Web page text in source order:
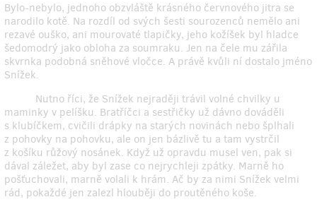
Bylo-nebylo, jednoho obzvláště krásného červnového jitra se
narodilo kotě. Na rozdíl od svých šesti sourozenců nemělo ani
rezavé ouško, ani mourovaté tlapičky, jeho kožíšek byl hladce
šedomodrý jako obloha za soumraku. Jen na čele mu zářila
skvrnka podobná sněhové vločce. A právě kvůli ní dostalo jméno
Snížek.
Nutno říci, že Snížek nejraději trávil volné chvilky u
maminky v pelíšku. Bratříčci a sestřičky už dávno dováděli
s klubíčkem, cvičili drápky na starých novinách nebo šplhali
z pohovky na pohovku, ale on jen bázlivě tu a tam vystrčil
z košíku růžový nosánek. Když už opravdu musel ven, pak si
dával záležet, aby byl zase co nejrychleji zpátky. Marně ho
pošťuchovali, marně volali k hrám. Ač by za nimi Snížek velmi
rád, pokaždé jen zalezl hlouběji do proutěného koše.